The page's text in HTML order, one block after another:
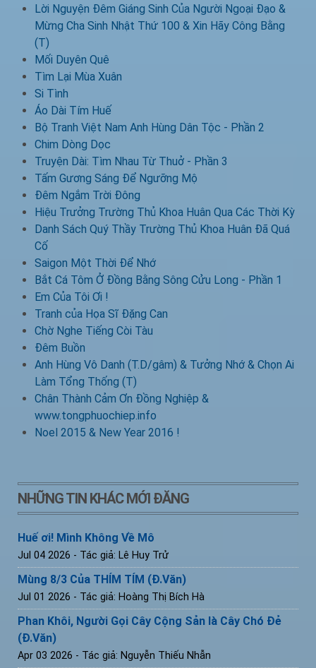
Lời Nguyện Đêm Giáng Sinh Của Người Ngoại Đạo &
Mừng Cha Sinh Nhật Thứ 100 & Xin Hãy Công Bằng
(T)
Mối Duyên Quê
Tìm Lại Mùa Xuân
Si Tình
Áo Dài Tím Huế
Bộ Tranh Việt Nam Anh Hùng Dân Tộc - Phần 2
Chim Dòng Dọc
Truyện Dài: Tìm Nhau Từ Thuở - Phần 3
Tấm Gương Sáng Để Ngưỡng Mộ
Đêm Ngắm Trời Đông
Hiệu Trưởng Trường Thủ Khoa Huân Qua Các Thời Kỳ
Danh Sách Quý Thầy Trường Thủ Khoa Huân Đã Quá
Cố
Saigon Một Thời Để Nhớ
Bắt Cá Tôm Ở Đồng Bằng Sông Cửu Long - Phần 1
Em Của Tôi Ơi !
Tranh của Họa Sĩ Đặng Can
Chờ Nghe Tiếng Còi Tàu
Đêm Buồn
Anh Hùng Vô Danh (T.D/gâm) & Tưởng Nhớ & Chọn Ai
Làm Tổng Thống (T)
Chân Thành Cảm Ơn Đồng Nghiệp &
www.tongphuochiep.info
Noel 2015 & New Year 2016 !
NHỮNG TIN KHÁC MỚI ĐĂNG
Huế ơi! Mình Không Về Mô
Jul 04 2026 - Tác giả: Lê Huy Trử
Mùng 8/3 Của THÍM TÍM (Đ.Văn)
Jul 01 2026 - Tác giả: Hoàng Thị Bích Hà
Phan Khôi, Người Gọi Cây Cộng Sản là Cây Chó Đẻ
(Đ.Văn)
Apr 03 2026 - Tác giả: Nguyễn Thiếu Nhẫn